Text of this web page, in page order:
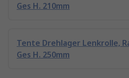
Ges H. 210mm
Tente Drehlager Lenkrolle,
Ges H. 250mm